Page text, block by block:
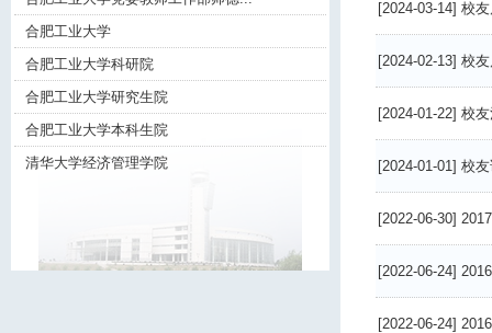
合肥工业大学
合肥工业大学科研院
合肥工业大学研究生院
合肥工业大学本科生院
清华大学经济管理学院
[2024-03-14] 校
[2024-02-13] 校
[2024-01-22] 校
[2024-01-01] 校
[2022-06-30]
[2022-06-24]
[2022-06-24]